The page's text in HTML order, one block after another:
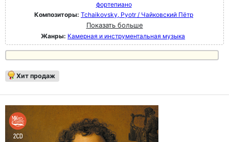
фортепиано
Композиторы: Tchaikovsky, Pyotr / Чайковский Пётр
Показать больше
Жанры: Камерная и инструментальная музыка
Хит продаж